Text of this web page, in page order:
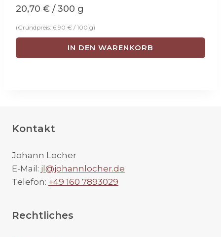
20,70 € / 300 g
(Grundpreis: 6,90 € / 100 g)
IN DEN WARENKORB
Kontakt
Johann Locher
E-Mail: jl@johannlocher.de
Telefon: +49 160 7893029
Rechtliches